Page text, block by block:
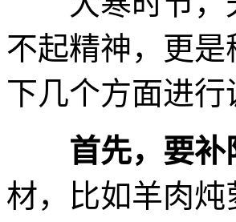
不起精神，更
下几个方面进行
首先，要
材，比如羊肉